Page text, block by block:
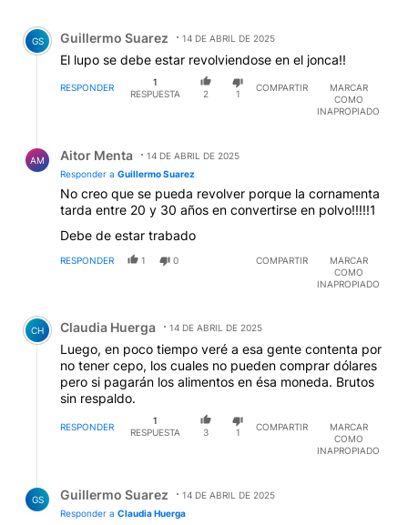
Comentario de Guillermo Suarez.
GS Guillermo Suarez 14 DE ABRIL DE 2025
El lupo se debe estar revolviendose en el jonca!!
RESPONDER
1
RESPUESTA
2 1
COMPARTIR
MARCAR
COMO
INAPROPIADO
AM Aitor Menta
14 DE ABRIL DE 2025
Responder a Guillermo Suarez
No creo que se pueda revolver porque la cornamenta
tarda entre 20 y 30 años en convertirse en polvo!!!!!1
Debe de estar trabado
RESPONDER 1 0 COMPARTIR
MARCAR
COMO
INAPROPIADO
Comentario de Claudia Huerga.
CH Claudia Huerga 14 DE ABRIL DE 2025
Luego, en poco tiempo veré a esa gente contenta por
no tener cepo, los cuales no pueden comprar dólares
pero si pagarán los alimentos en ésa moneda. Brutos
sin respaldo.
RESPONDER
1
RESPUESTA
3 1
COMPARTIR
MARCAR
COMO
INAPROPIADO
GS Guillermo Suarez
14 DE ABRIL DE 2025
Responder a Claudia Huerga